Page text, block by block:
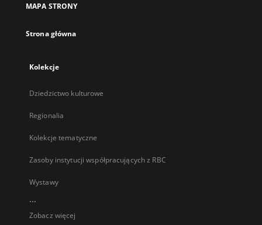
karcie
MAPA STRONY
Strona główna
Kolekcje
Dziedzictwo kulturowe
Regionalia
Kolekcje tematyczne
Zasoby instytucji współpracujących z RBC
Wystawy
...
Zobacz więcej